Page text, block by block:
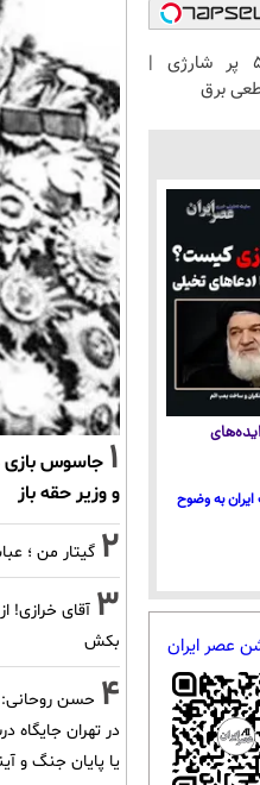
چراغ توپی 5 پر شارژی |
برق
به وضوح
عصر ایران
1 جاسوس بازی
و وزیر حقه باز
2 گیتار من ؛
3 آقای
بکش
4 حسن روحانی:
در تهران جایگاه
یا پایان جنگ و